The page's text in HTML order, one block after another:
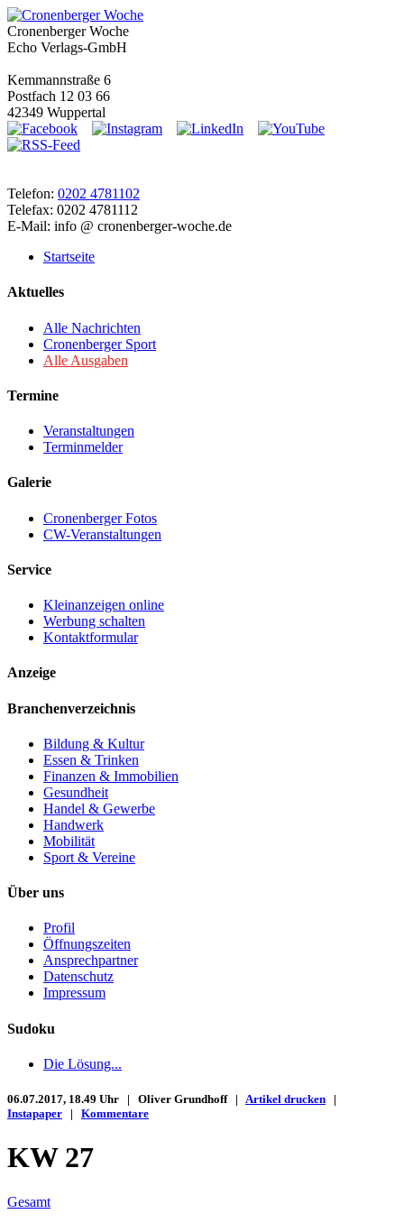
Cronenberger Woche
Echo Verlags-GmbH
Kemmannstraße 6
Postfach 12 03 66
42349 Wuppertal
Telefon: 0202 4781102
Telefax: 0202 4781112
E-Mail: info @ cronenberger-woche.de
Startseite
Aktuelles
Alle Nachrichten
Cronenberger Sport
Alle Ausgaben
Termine
Veranstaltungen
Terminmelder
Galerie
Cronenberger Fotos
CW-Veranstaltungen
Service
Kleinanzeigen online
Werbung schalten
Kontaktformular
Anzeige
Branchenverzeichnis
Bildung & Kultur
Essen & Trinken
Finanzen & Immobilien
Gesundheit
Handel & Gewerbe
Handwerk
Mobilität
Sport & Vereine
Über uns
Profil
Öffnungszeiten
Ansprechpartner
Datenschutz
Impressum
Sudoku
Die Lösung...
06.07.2017, 18.49 Uhr | Oliver Grundhoff | Artikel drucken |
Instapaper | Kommentare
KW 27
Gesamt